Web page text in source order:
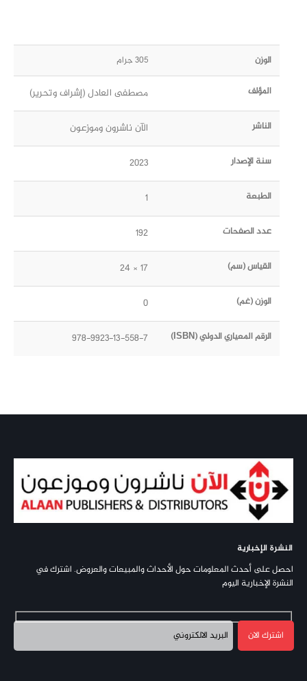
الوزن 305 جرام
المؤلف مصطفى العادل (إشراف وتحرير)
الناشر الآن ناشرون وموزعون
سنة الإصدار 2023
الطبعة 1
عدد الصفحات 192
القياس (سم) 17 × 24
الوزن (غم) 0
الرقم المعياري الدولي (ISBN) 978-9923-13-558-7
النشرة الإخبارية
احصل على أحدث المعلومات حول الأحداث والمبيعات والعروض. اشترك في
النشرة الإخبارية اليوم